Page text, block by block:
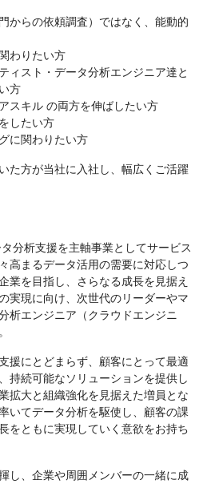
からの依頼調査）ではなく、能動的
わりたい方
ィスト・データ分析エンジニア達と
方
スキル の両方を伸ばしたい方
したい方
に関わりたい方
た方が当社に入社し、幅広くご活躍
分析支援を主軸事業としてサービス
高まるデータ活用の需要に対応しつ
業を目指し、さらなる成長を見据え
実現に向け、次世代のリーダーやマ
析エンジニア（クラウドエンジニ
援にとどまらず、顧客にとって最適
持続可能なソリューションを提供し
拡大と組織強化を見据えた増員とな
いてデータ分析を駆使し、顧客の課
をともに実現していく意欲をお持ち
し、企業や周囲メンバーの一緒に成